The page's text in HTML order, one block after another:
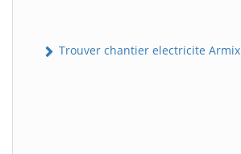
Trouver chantier electricite Armix